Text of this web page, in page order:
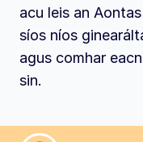
acu leis an
síos níos
agus comhar
sin.